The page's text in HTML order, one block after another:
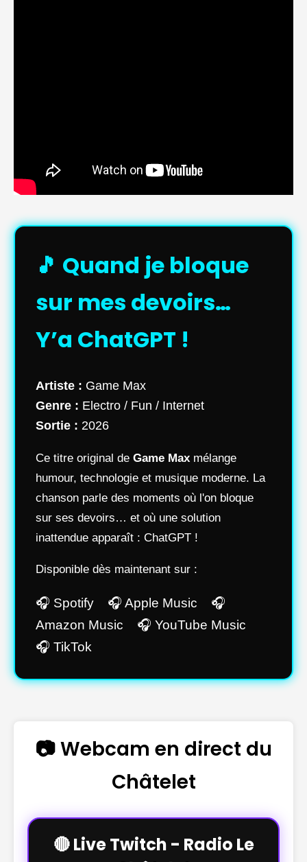
🎵 Quand je bloque
sur mes devoirs…
Y’a ChatGPT !
Artiste : Game Max
Genre : Electro / Fun / Internet
Sortie : 2026
Ce titre original de Game Max mélange
humour, technologie et musique moderne. La
chanson parle des moments où l'on bloque
sur ses devoirs… et où une solution
inattendue apparaît : ChatGPT !
Disponible dès maintenant sur :
🎧 Spotify 🎧 Apple Music 🎧
Amazon Music 🎧 YouTube Music
🎧 TikTok
📷 Webcam en direct du
Châtelet
🔴 Live Twitch - Radio Le